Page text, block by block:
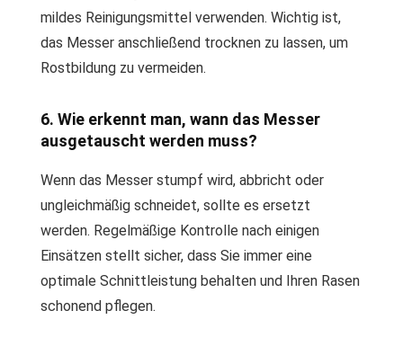
mildes Reinigungsmittel verwenden. Wichtig ist,
das Messer anschließend trocknen zu lassen, um
Rostbildung zu vermeiden.
6. Wie erkennt man, wann das Messer
ausgetauscht werden muss?
Wenn das Messer stumpf wird, abbricht oder
ungleichmäßig schneidet, sollte es ersetzt
werden. Regelmäßige Kontrolle nach einigen
Einsätzen stellt sicher, dass Sie immer eine
optimale Schnittleistung behalten und Ihren Rasen
schonend pflegen.